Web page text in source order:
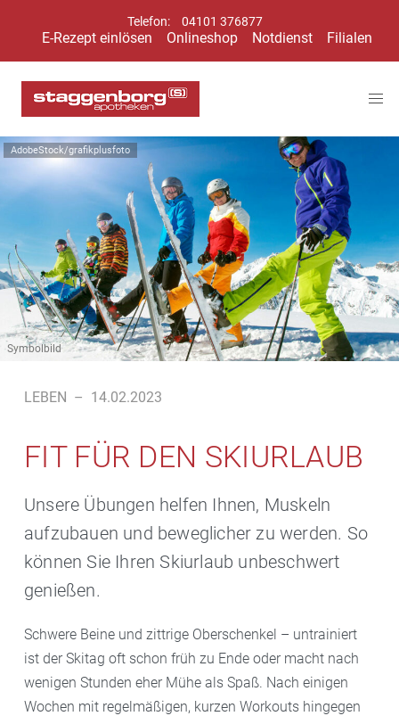
Telefon: 04101 376877
E-Rezept einlösen Onlineshop Notdienst Filialen
AdobeStock/grafikplusfoto
Symbolbild
LEBEN – 14.02.2023
FIT FÜR DEN SKIURLAUB
Unsere Übungen helfen Ihnen, Muskeln
aufzubauen und beweglicher zu werden. So
können Sie Ihren Skiurlaub unbeschwert
genießen.
Schwere Beine und zittrige Oberschenkel – untrainiert
ist der Skitag oft schon früh zu Ende oder macht nach
wenigen Stunden eher Mühe als Spaß. Nach einigen
Wochen mit regelmäßigen, kurzen Workouts hingegen